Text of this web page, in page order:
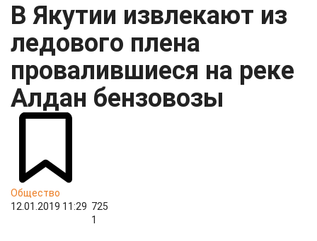
В Якутии извлекают из
ледового плена
провалившиеся на реке
Алдан бензовозы
Общество
12.01.2019 11:29 725
1